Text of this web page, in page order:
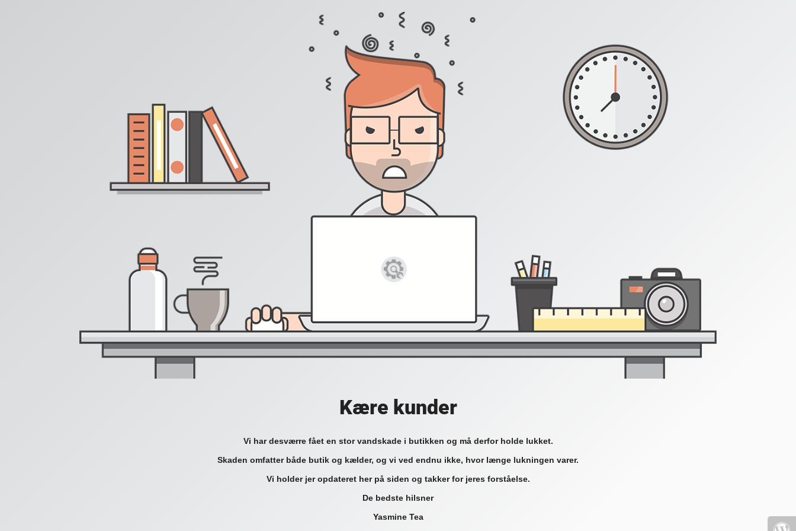
Kære kunder
Vi har desværre fået en stor vandskade i butikken og må derfor holde lukket.
Skaden omfatter både butik og kælder, og vi ved endnu ikke, hvor længe lukningen varer.
Vi holder jer opdateret her på siden og takker for jeres forståelse.
De bedste hilsner
Yasmine Tea